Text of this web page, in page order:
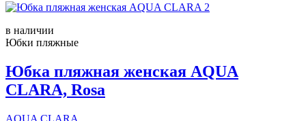
в наличии
Юбки пляжные
Юбка пляжная женская AQUA
CLARA, Rosa